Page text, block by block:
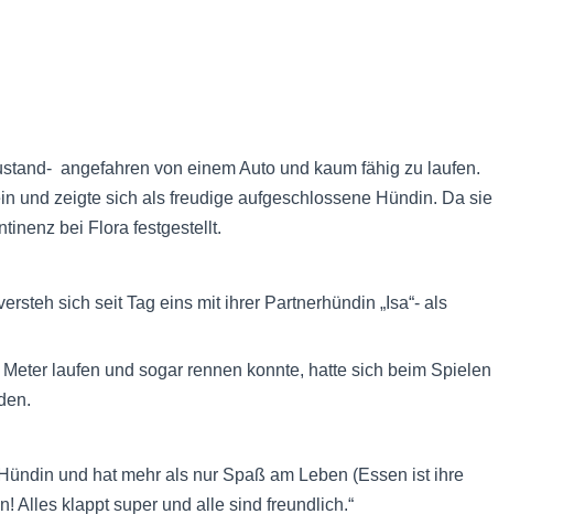
angefahren von einem Auto und kaum fähig zu laufen.
und zeigte sich als freudige aufgeschlossene Hündin. Da sie
bei Flora festgestellt.
sich seit Tag eins mit ihrer Partnerhündin „Isa“- als
laufen und sogar rennen konnte, hatte sich beim Spielen
und hat mehr als nur Spaß am Leben (Essen ist ihre
Alles klappt super und alle sind freundlich.“